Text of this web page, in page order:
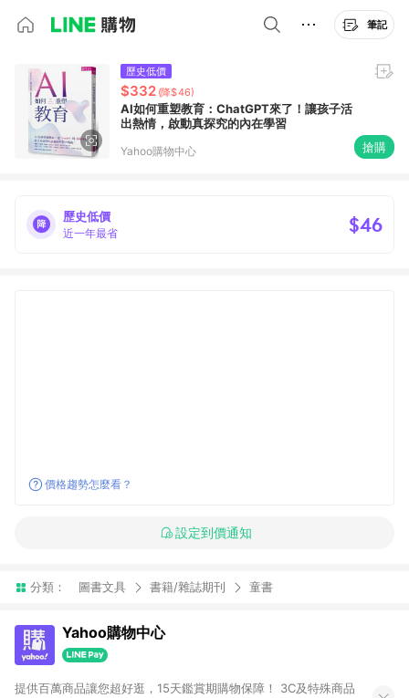
筆記
歷史低價
$332 (降$46)
AI如何重塑教育：ChatGPT來了！讓孩子活
出熱情，啟動真探究的內在學習
Yahoo購物中心 搶購
歷史低價
近一年最省 $46
價格趨勢怎麼看？
設定到價通知
分類： 圖書文具 書籍/雜誌期刊 童書
Yahoo購物中心
提供百萬商品讓您超好逛，15天鑑賞期購物保障！ 3C及特殊商品